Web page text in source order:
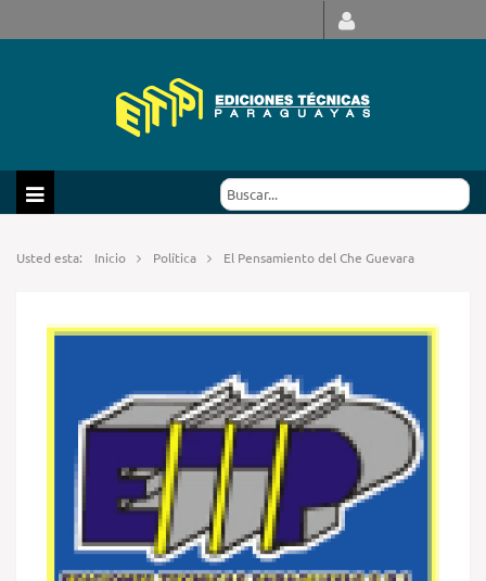
Usted esta: Inicio Política El Pensamiento del Che Guevara